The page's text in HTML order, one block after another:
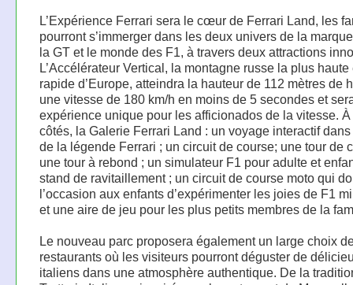
L’Expérience Ferrari sera le cœur de Ferrari Land, les
pourront s’immerger dans les deux univers de la
la GT et le monde des F1, à travers deux attractions
L’Accélérateur Vertical, la montagne russe la plus
rapide d’Europe, atteindra la hauteur de 112 mètres de
une vitesse de 180 km/h en moins de 5 secondes et
expérience unique pour les afficionados de la vitesse. À
côtés, la Galerie Ferrari Land : un voyage interactif dans
de la légende Ferrari ; un circuit de course; une tour de
une tour à rebond ; un simulateur F1 pour adulte et
stand de ravitaillement ; un circuit de course moto qui
l’occasion aux enfants d’expérimenter les joies de F1
et une aire de jeu pour les plus petits membres de la
Le nouveau parc proposera également un large choix
restaurants où les visiteurs pourront déguster de
italiens dans une atmosphère authentique. De la